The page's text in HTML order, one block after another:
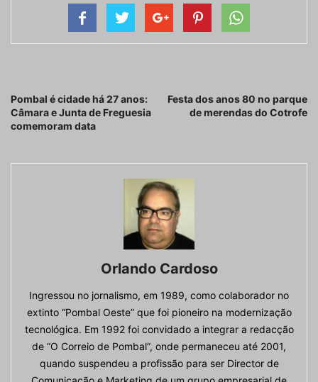
Pombal é cidade há 27 anos:
Câmara e Junta de Freguesia
comemoram data
Festa dos anos 80 no parque
de merendas do Cotrofe
Orlando Cardoso
Ingressou no jornalismo, em 1989, como colaborador no
extinto “Pombal Oeste” que foi pioneiro na modernização
tecnológica. Em 1992 foi convidado a integrar a redacção
de “O Correio de Pombal”, onde permaneceu até 2001,
quando suspendeu a profissão para ser Director de